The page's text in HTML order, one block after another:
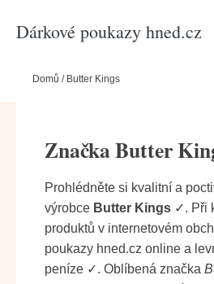
Dárkové poukazy hned.cz
Domů / Butter Kings
Značka Butter
Prohlédněte si kvalitní a
výrobce Butter Kings ✓. Při
produktů v internetovém
poukazy hned.cz online a
peníze ✓. Oblíbená značka